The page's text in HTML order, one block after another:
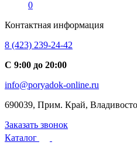
0
Контактная информация
8 (423) 239-24-42
С 9:00 до 20:00
info@poryadok-online.ru
690039, Прим. Край,
Заказать звонок
Каталог